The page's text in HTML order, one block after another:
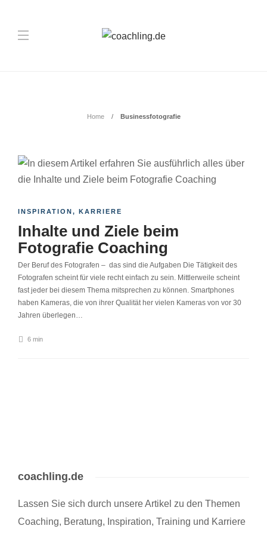
Home Businessfotografie
INSPIRATION, KARRIERE
Inhalte und Ziele beim
Fotografie Coaching
Der Beruf des Fotografen – das sind die Aufgaben Die Tätigkeit des
Fotografen scheint für viele recht einfach zu sein. Mittlerweile scheint
fast jeder bei diesem Thema mitsprechen zu können. Smartphones
haben Kameras, die von ihrer Qualität her vielen Kameras von vor 30
Jahren überlegen…
6 min
coachling.de
Lassen Sie sich durch unsere Artikel zu den Themen
Coaching, Beratung, Inspiration, Training und Karriere